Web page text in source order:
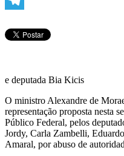
Ministro
e deputada Bia Kicis
O ministro Alexandre de
representação proposta nesta
Público Federal, pelos
Jordy, Carla Zambelli,
Amaral, por abuso de